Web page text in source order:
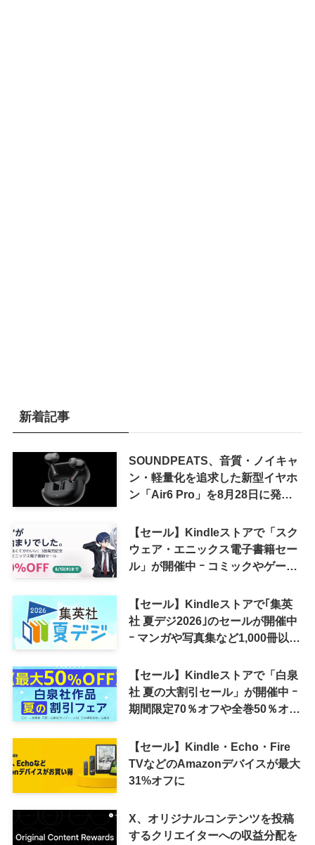
新着記事
SOUNDPEATS、音質・ノイキャ
ン・軽量化を追求した新型イヤホ
ン「Air6 Pro」を8月28日に発売
【セール】Kindleストアで「スク
ウェア・エニックス電子書籍セー
ル」が開催中 ｰ コミックやゲーム
【セール】Kindleストアで｢集英
社 夏デジ2026｣のセールが開催中
ｰ マンガや写真集など1,000冊以上
【セール】Kindleストアで「白泉
社 夏の大割引セール」が開催中 ｰ
期間限定70％オフや全巻50％オフ
【セール】Kindle・Echo・Fire
TVなどのAmazonデバイスが最大
31%オフに
X、オリジナルコンテンツを投稿
するクリエイターへの収益分配を